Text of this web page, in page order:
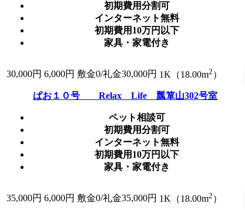
初期費用分割可
インターネット無料
初期費用10万円以下
家具・家電付き
30,000円 6,000円 敷金0/礼金30,000円 1K（18.00m2 ）
ぱお１０号 Relax Life 瓢箪山302号室
ペット相談可
初期費用分割可
インターネット無料
初期費用10万円以下
家具・家電付き
35,000円 6,000円 敷金0/礼金35,000円 1K（18.00m2 ）